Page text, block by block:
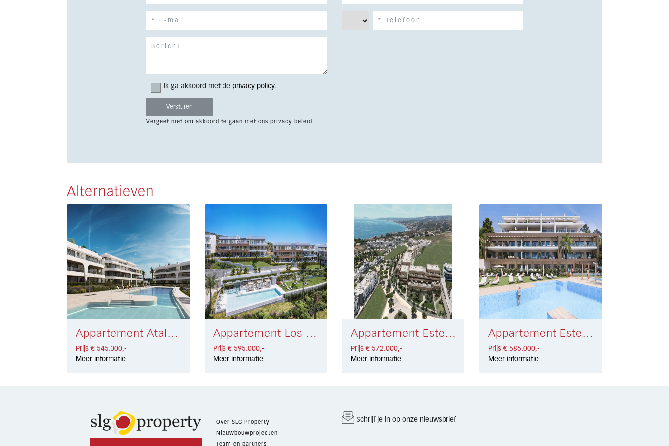
Ik ga akkoord met de privacy policy.
Vergeet niet om akkoord te gaan met ons privacy beleid
Alternatieven
Appartement Atalaya Golf € 545.000,-
Prijs € 545.000,-
Meer informatie
Appartement Los Monteros € 595.000,-
Prijs € 595.000,-
Meer informatie
Appartement Estepona € 572.000,-
Prijs € 572.000,-
Meer informatie
Appartement Estepona € 585.000,-
Prijs € 585.000,-
Meer informatie
Over SLG Property
Nieuwbouwprojecten
Team en partners
Schrijf je in op onze nieuwsbrief